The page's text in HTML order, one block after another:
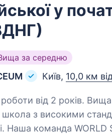
у
за середню
Київ, 10,0 км
2 років. Вища освіта.
з високими
Наша команда WORLD